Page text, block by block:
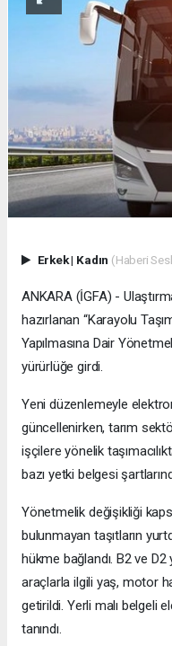
Erkek| Kadın (Haberi
ANKARA (İGFA) -
hazırlanan “Karayolu
Yapılmasına Dair
yürürlüğe girdi.
Yeni düzenlemeyle
güncellenirken, tarım
işçilere yönelik
bazı yetki belgesi
Yönetmelik değişikliği
bulunmayan taşıtların
hükme bağlandı. B2 ve
araçlarla ilgili yaş, motor
getirildi. Yerli malı belgeli
tanındı.